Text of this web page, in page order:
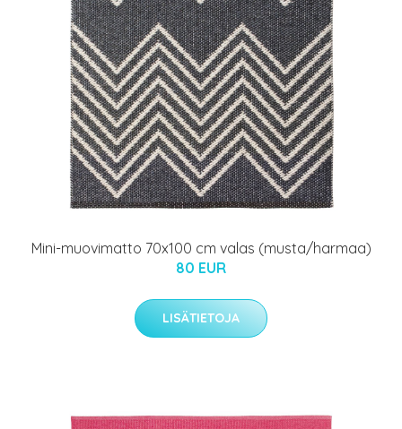
Mini-muovimatto 70x100 cm valas (musta/harmaa)
80 EUR
LISÄTIETOJA